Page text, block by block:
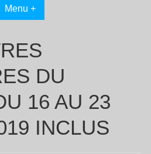
Menu +
DU
16 AU 23
INCLUS